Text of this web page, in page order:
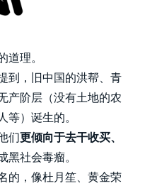
道理。
到，旧中国的洪帮、青
产阶层（没有土地的农
等）诞生的。
们 更倾向于去干收买、
黑社会毒瘤。
的，像杜月笙、黄金荣